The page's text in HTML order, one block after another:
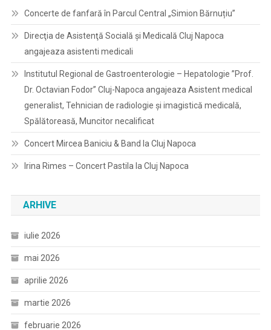
Concerte de fanfară în Parcul Central „Simion Bărnuțiu”
Direcţia de Asistenţă Socială şi Medicală Cluj Napoca
angajeaza asistenti medicali
Institutul Regional de Gastroenterologie – Hepatologie ”Prof.
Dr. Octavian Fodor” Cluj-Napoca angajeaza Asistent medical
generalist, Tehnician de radiologie și imagistică medicală,
Spălătoreasă, Muncitor necalificat
Concert Mircea Baniciu & Band la Cluj Napoca
Irina Rimes – Concert Pastila la Cluj Napoca
ARHIVE
iulie 2026
mai 2026
aprilie 2026
martie 2026
februarie 2026